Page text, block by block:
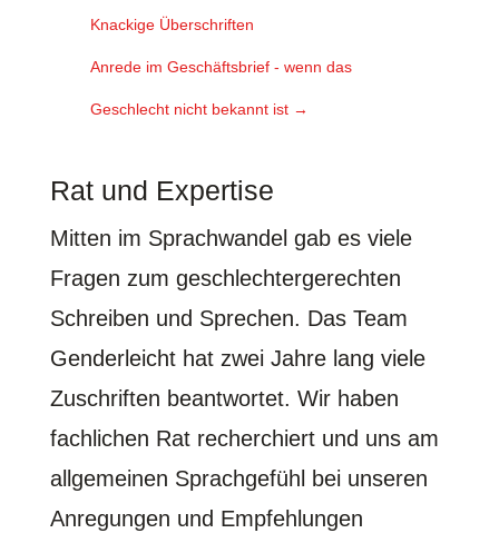
Knackige Überschriften
Anrede im Geschäftsbrief - wenn das
Geschlecht nicht bekannt ist→
Rat und Expertise
Mitten im Sprachwandel gab es viele
Fragen zum geschlechtergerechten
Schreiben und Sprechen. Das Team
Genderleicht hat zwei Jahre lang viele
Zuschriften beantwortet. Wir haben
fachlichen Rat recherchiert und uns am
allgemeinen Sprachgefühl bei unseren
Anregungen und Empfehlungen